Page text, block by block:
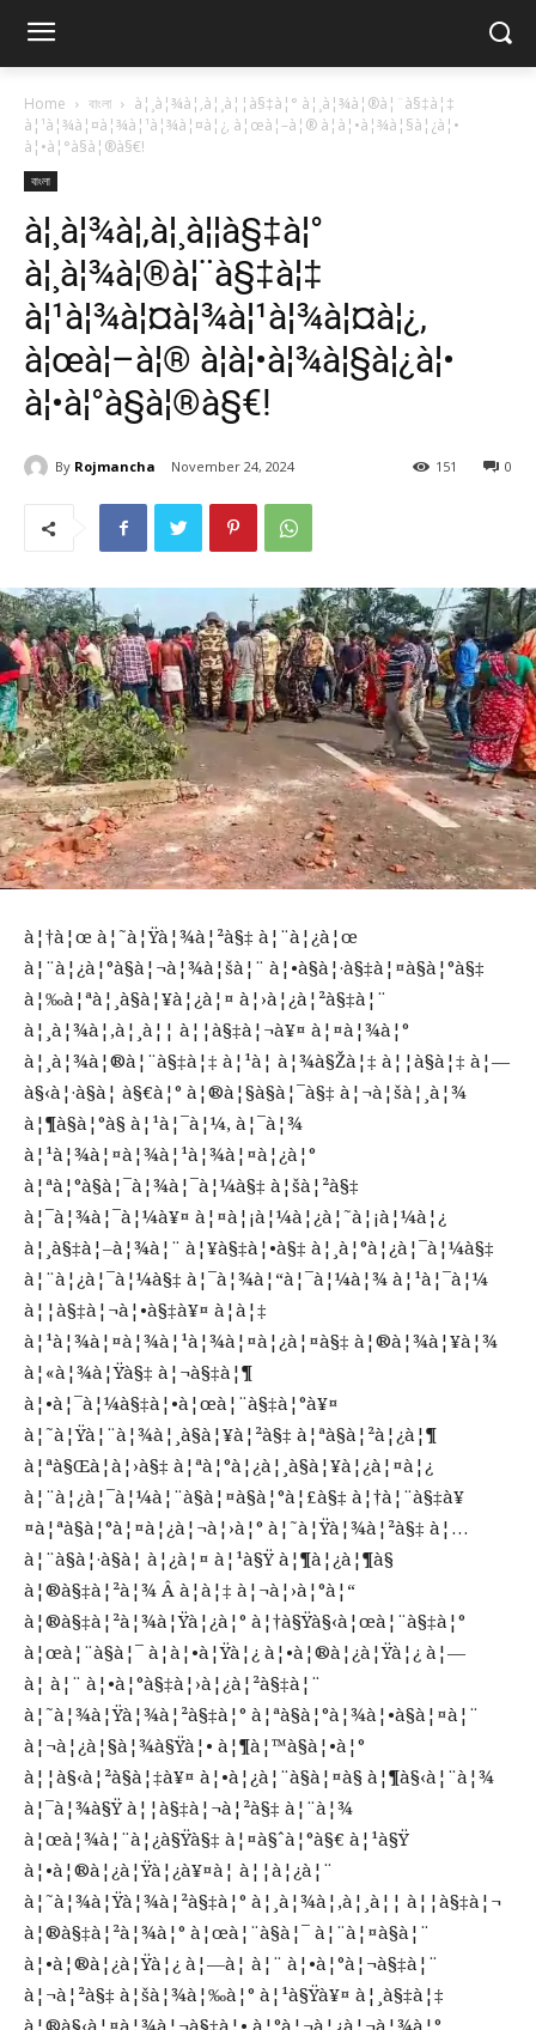
Home বাংলা
à¦¸à¦¾à¦‚à¦¸à¦¦à§‡à¦° à¦¸à¦¾à¦®à¦¨à§‡à¦‡
à¦¹à¦¾à¦¤à¦¾à¦¹à¦¾à¦¤à¦¿, à¦œà¦–à¦® à¦à¦•à¦¾à¦§à¦¿à¦•
à¦•à¦°à§à¦®à§€!
বাংলা
à¦¸à¦¾à¦‚à¦¸à¦¦à§‡à¦°
à¦¸à¦¾à¦®à¦¨à§‡à¦‡
à¦¹à¦¾à¦¤à¦¾à¦¹à¦¾à¦¤à¦¿,
à¦œà¦–à¦® à¦à¦•à¦¾à¦§à¦¿à¦•
à¦•à¦°à§à¦®à§€!
By Rojmancha November 24, 2024 0
151
à¦†à¦œ à¦˜à¦Ÿà¦¾à¦²à§‡ à¦¨à¦¿à¦œ
à¦¨à¦¿à¦°à§à¦¬à¦¾à¦šà¦¨ à¦•à§à¦·à§‡à¦¤à§à¦°à§‡
à¦‰à¦ªà¦¸à§à¦¥à¦¿à¦¤ à¦›à¦¿à¦²à§‡à¦¨
à¦¸à¦¾à¦‚à¦¸à¦¦ à¦¦à§‡à¦¬à¥¤ à¦¤à¦¾à¦°
à¦¸à¦¾à¦®à¦¨à§‡à¦‡ à¦¹à¦ à¦¾à§Žà¦‡ à¦¦à§à¦‡ à¦—
à§‹à¦·à§à¦ à§€à¦° à¦®à¦§à§à¦¯à§‡ à¦¬à¦šà¦¸à¦¾
à¦¶à§à¦°à§ à¦¹à¦¯à¦¼, à¦¯à¦¾
à¦¹à¦¾à¦¤à¦¾à¦¹à¦¾à¦¤à¦¿à¦°
à¦ªà¦°à§à¦¯à¦¾à¦¯à¦¼à§‡ à¦šà¦²à§‡
à¦¯à¦¾à¦¯à¦¼à¥¤ à¦¤à¦¡à¦¼à¦¿à¦˜à¦¡à¦¼à¦¿
à¦¸à§‡à¦–à¦¾à¦¨ à¦¥à§‡à¦•à§‡ à¦¸à¦°à¦¿à¦¯à¦¼à§‡
à¦¨à¦¿à¦¯à¦¼à§‡ à¦¯à¦¾à¦“à¦¯à¦¼à¦¾ à¦¹à¦¯à¦¼
à¦¦à§‡à¦¬à¦•à§‡à¥¤ à¦à¦‡
à¦¹à¦¾à¦¤à¦¾à¦¹à¦¾à¦¤à¦¿à¦¤à§‡ à¦®à¦¾à¦¥à¦¾
à¦«à¦¾à¦Ÿà§‡ à¦¬à§‡à¦¶
à¦•à¦¯à¦¼à§‡à¦•à¦œà¦¨à§‡à¦°à¥¤
à¦˜à¦Ÿà¦¨à¦¾à¦¸à§à¦¥à¦²à§‡ à¦ªà§à¦²à¦¿à¦¶
à¦ªà§Œà¦à¦›à§‡ à¦ªà¦°à¦¿à¦¸à§à¦¥à¦¿à¦¤à¦¿
à¦¨à¦¿à¦¯à¦¼à¦¨à§à¦¤à§à¦°à¦£à§‡ à¦†à¦¨à§‡à¥
¤à¦ªà§à¦°à¦¤à¦¿à¦¬à¦›à¦° à¦˜à¦Ÿà¦¾à¦²à§‡ à¦…
à¦¨à§à¦·à§à¦ à¦¿à¦¤ à¦¹à§Ÿ à¦¶à¦¿à¦¶à§
à¦®à§‡à¦²à¦¾ Â à¦à¦‡ à¦¬à¦›à¦°à¦“
à¦®à§‡à¦²à¦¾à¦Ÿà¦¿à¦° à¦†à§Ÿà§‹à¦œà¦¨à§‡à¦°
à¦œà¦¨à§à¦¯ à¦à¦•à¦Ÿà¦¿ à¦•à¦®à¦¿à¦Ÿà¦¿ à¦—
à¦ à¦¨ à¦•à¦°à§‡à¦›à¦¿à¦²à§‡à¦¨
à¦˜à¦¾à¦Ÿà¦¾à¦²à§‡à¦° à¦ªà§à¦°à¦¾à¦•à§à¦¤à¦¨
à¦¬à¦¿à¦§à¦¾à§Ÿà¦• à¦¶à¦™à§à¦•à¦°
à¦¦à§‹à¦²à§à¦‡à¥¤ à¦•à¦¿à¦¨à§à¦¤à§ à¦¶à§‹à¦¨à¦¾
à¦¯à¦¾à§Ÿ à¦¦à§‡à¦¬à¦²à§‡ à¦¨à¦¾
à¦œà¦¾à¦¨à¦¿à§Ÿà§‡ à¦¤à§ˆà¦°à§€ à¦¹à§Ÿ
à¦•à¦®à¦¿à¦Ÿà¦¿à¥¤à¦ à¦¦à¦¿à¦¨
à¦˜à¦¾à¦Ÿà¦¾à¦²à§‡à¦° à¦¸à¦¾à¦‚à¦¸à¦¦ à¦¦à§‡à¦¬
à¦®à§‡à¦²à¦¾à¦° à¦œà¦¨à§à¦¯ à¦¨à¦¤à§à¦¨
à¦•à¦®à¦¿à¦Ÿà¦¿ à¦—à¦ à¦¨ à¦•à¦°à¦¬à§‡à¦¨
à¦¬à¦²à§‡ à¦šà¦¾à¦‰à¦° à¦¹à§Ÿà¥¤ à¦¸à§‡à¦‡
à¦®à§‹à¦¤à¦¾à¦¬à§‡à¦• à¦°à¦¬à¦¿à¦¬à¦¾à¦°